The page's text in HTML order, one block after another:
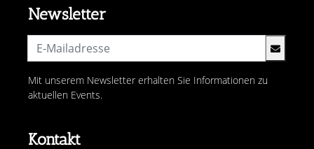
Kontakt
Newsletter
Mit unserem Newsletter erhalten Sie Informationen zu
aktuellen Events.